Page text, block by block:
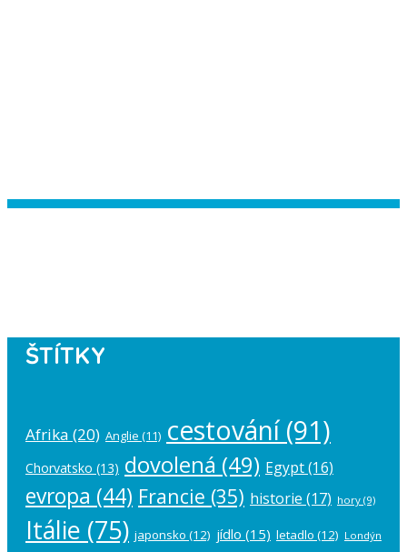
ŠTÍTKY
Afrika (20) Anglie (11) cestování(91)
Chorvatsko (13) dovolená (49) Egypt(16)
evropa (44) Francie (35) historie (17) hory (9)
Itálie (75) japonsko (12) jídlo (15) letadlo (12) Londýn